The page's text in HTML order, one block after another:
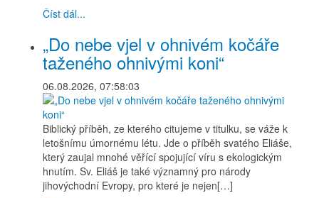
Číst dál...
„Do nebe vjel v ohnivém kočáře
taženého ohnivými koni“
06.08.2026, 07:58:03
Biblický příběh, ze kterého citujeme v titulku, se váže k
letošnímu úmornému létu. Jde o příběh svatého Eliáše,
který zaujal mnohé věřící spojující víru s ekologickým
hnutím. Sv. Eliáš je také významný pro národy
jihovýchodní Evropy, pro které je nejen[…]